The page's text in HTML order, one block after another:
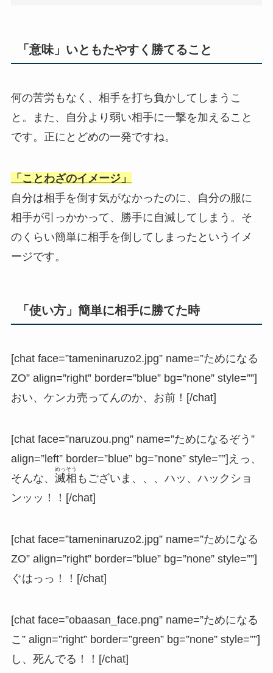
「意味」いともたやすく勝てること
何の苦労もなく、相手を打ち負かしてしまうこ
と。また、自分より弱い相手に一撃を加えること
です。正にとどめの一発ですね。
「ことわざのイメージ」
自分は相手を倒す気がなかったのに、自分の服に
相手が引っかかって、勝手に自滅してしまう。そ
のくらい簡単に相手を倒してしまったというイメ
ージです。
「使い方」簡単に相手に勝てた時
[chat face=”tameninaruzo2.jpg” name=”ためになる
ZO” align=”right” border=”blue” bg=”none” style=””]
おい、ケンカ売ってんのか、お前！[/chat]
[chat face=”naruzou.png” name=”ためになるぞう”
align=”left” border=”blue” bg=”none” style=””]えっ、
そんな、 滅相
めっそう
もございま、、、ハッ、ハックショ
ンッッ！！[/chat]
[chat face=”tameninaruzo2.jpg” name=”ためになる
ZO” align=”right” border=”blue” bg=”none” style=””]
ぐはっっ！！[/chat]
[chat face=”obaasan_face.png” name=”ためになる
こ” align=”right” border=”green” bg=”none” style=””]
し、死んでる！！[/chat]